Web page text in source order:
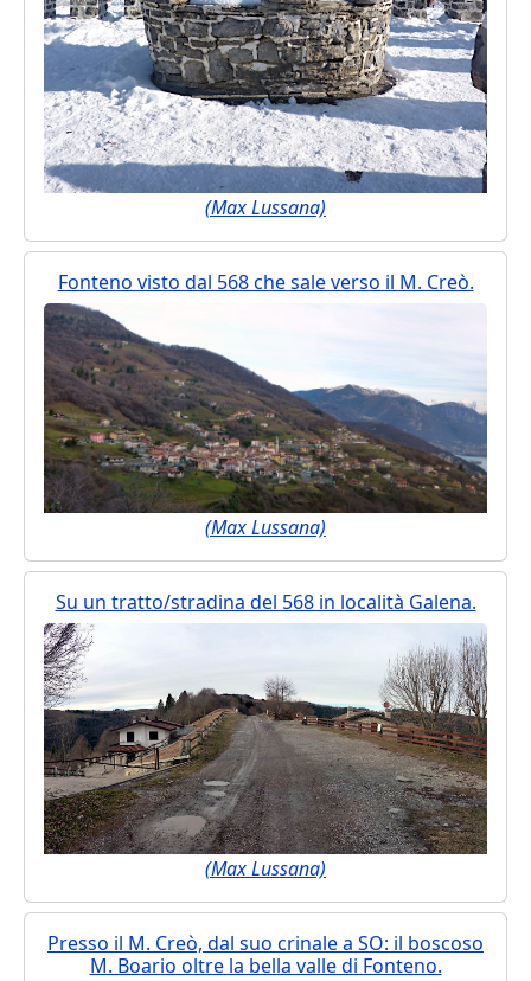
(Max Lussana)
Fonteno visto dal 568 che sale verso il M. Creò.
(Max Lussana)
Su un tratto/stradina del 568 in località Galena.
(Max Lussana)
Presso il M. Creò, dal suo crinale a SO: il boscoso
M. Boario oltre la bella valle di Fonteno.